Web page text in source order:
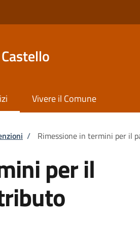
Vivere il Comune
/ Rimessione in termini per il
per il